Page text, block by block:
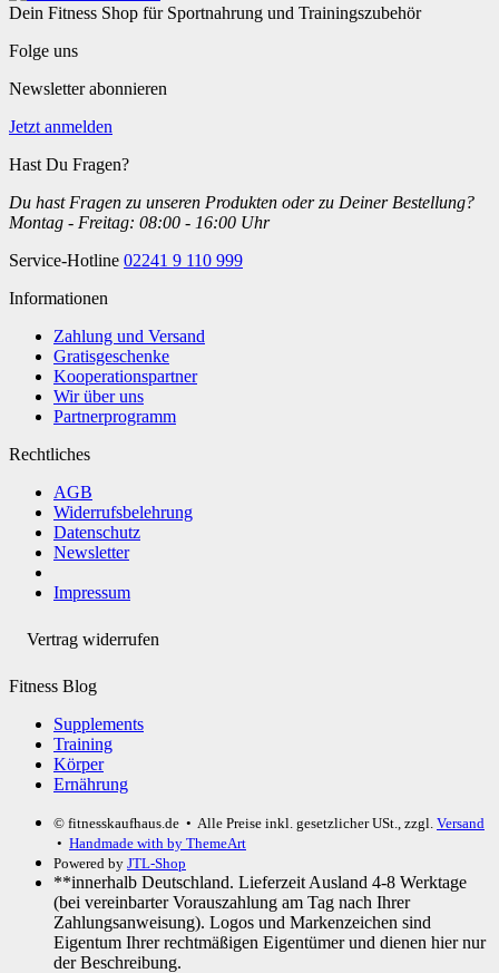
Dein Fitness Shop für Sportnahrung und Trainingszubehör
Folge uns
Newsletter abonnieren
Jetzt anmelden
Hast Du Fragen?
Du hast Fragen zu unseren Produkten oder zu Deiner Bestellung?
Montag - Freitag: 08:00 - 16:00 Uhr
Service-Hotline 02241 9 110 999
Informationen
Zahlung und Versand
Gratisgeschenke
Kooperationspartner
Wir über uns
Partnerprogramm
Rechtliches
AGB
Widerrufsbelehrung
Datenschutz
Newsletter
Impressum
Vertrag widerrufen
Fitness Blog
Supplements
Training
Körper
Ernährung
© fitnesskaufhaus.de • Alle Preise inkl. gesetzlicher USt., zzgl. Versand
• Handmade with by ThemeArt
Powered by JTL-Shop
**innerhalb Deutschland. Lieferzeit Ausland 4-8 Werktage
(bei vereinbarter Vorauszahlung am Tag nach Ihrer
Zahlungsanweisung). Logos und Markenzeichen sind
Eigentum Ihrer rechtmäßigen Eigentümer und dienen hier nur
der Beschreibung.